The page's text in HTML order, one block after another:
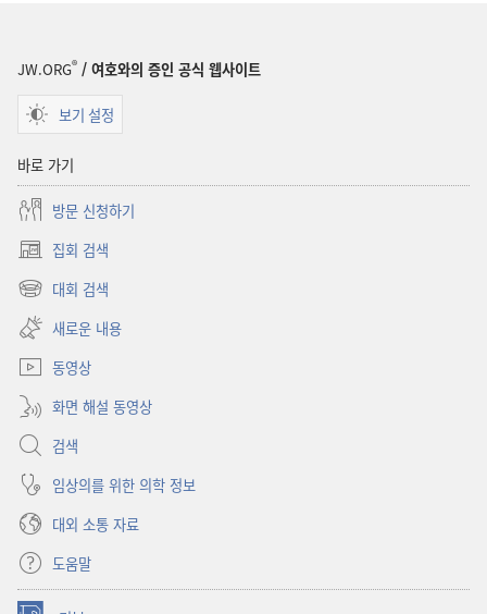
JW.ORG® / 여호와의 증인 공식 웹사이트
보기 설정
바로 가기
방문 신청하기
집회 검색
(새로운
창
대회 검색
(새로운
창
열기)
새로운 내용
동영상
화면 해설 동영상
검색
임상의를 위한 의학 정보
대외 소통 자료
도움말